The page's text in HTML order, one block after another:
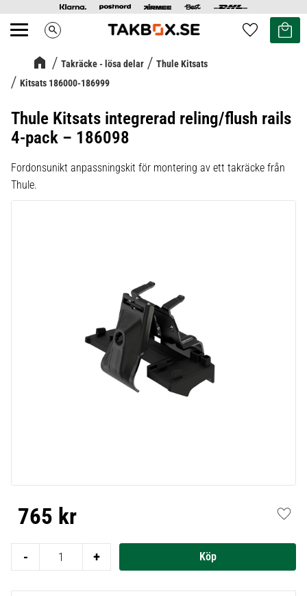
Meny search Favoriter
Kundvagn
Takräcke - lösa delar
Thule Kitsats
Kitsats 186000-186999
Thule Kitsats integrerad reling/flush rails
4-pack – 186098
Fordonsunikt anpassningskit för montering av ett takräcke från
Thule.
765 kr
+
-